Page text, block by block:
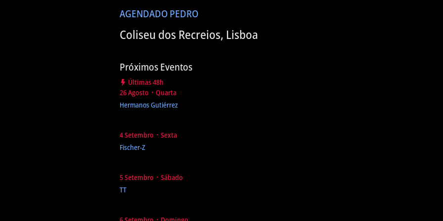
AGENDADO PEDRO
Coliseu dos Recreios, Lisboa
Próximos Eventos
Últimas 48h
26 Agosto ᛫ Quarta
Hermanos Gutiérrez
4 Setembro ᛫ Sexta
Fischer-Z
5 Setembro ᛫ Sábado
TT